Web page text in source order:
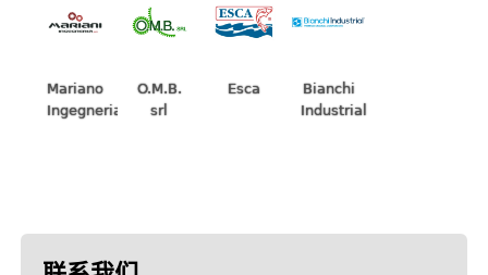
Mariano
Ingegneria
O.M.B.
srl
Esca
Bianchi
Industrial